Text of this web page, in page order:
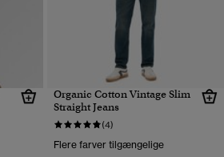
Organic Cotton Vintage Slim
Straight Jeans
(4)
Flere farver tilgængelige